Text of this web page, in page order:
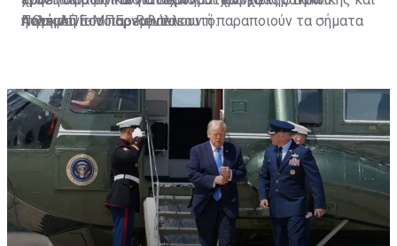
πολέμου που παρεμβάλλουν ή παραποιούν τα σήματα
η Ουκρανία το αρνούνται αυτό.
Ανατολή
Πηγή: ΑΠΕ-ΜΠΕ - Reuters